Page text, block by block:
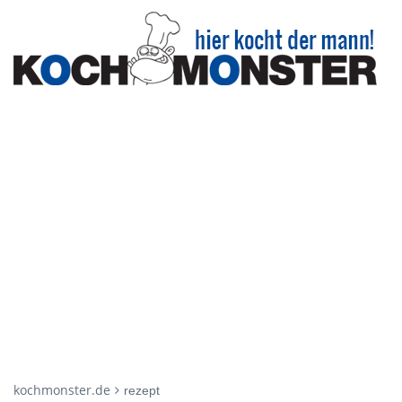
kochmonster.de rezept